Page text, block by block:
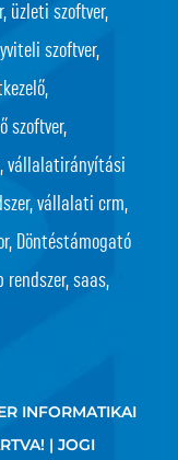
üzleti szoftver,
szoftver,
szoftver,
vállalatirányítási
vállalati crm,
Döntéstámogató
rendszer, saas,
INFORMATIKAI
| JOGI